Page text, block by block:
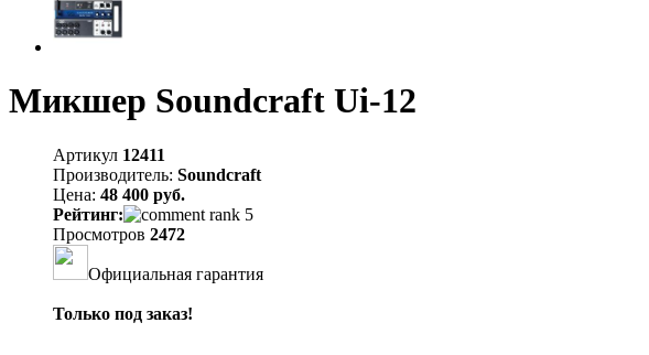
Микшер Soundcraft Ui-12
Артикул 12411
Производитель: Soundcraft
Цена: 48 400 руб.
Рейтинг:
Просмотров 2472
Официальная гарантия
Только под заказ!